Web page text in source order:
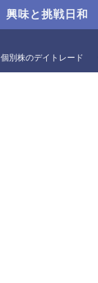
興味と挑戦日和
個別株のデイトレード